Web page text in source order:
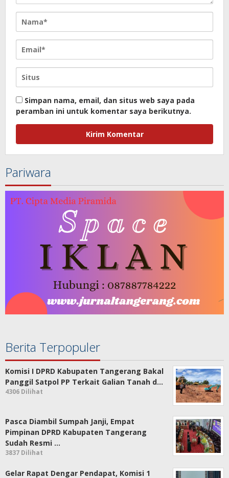
Simpan nama, email, dan situs web saya pada
peramban ini untuk komentar saya berikutnya.
Pariwara
Berita Terpopuler
Komisi I DPRD Kabupaten Tangerang Bakal
Panggil Satpol PP Terkait Galian Tanah d…
4306 Dilihat
Pasca Diambil Sumpah Janji, Empat
Pimpinan DPRD Kabupaten Tangerang
Sudah Resmi …
3837 Dilihat
Gelar Rapat Dengar Pendapat, Komisi 1